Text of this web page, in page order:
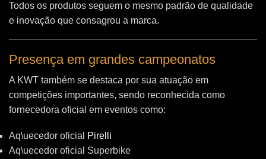
Todos os produtos seguem o mesmo padrão de qualidade
e inovação que consagrou a marca.
Presença em grandes campeonatos
A KWT também se destaca por sua atuação em
competições importantes, sendo reconhecida como
fornecedora oficial em eventos como:
Aq\uecedor oficial
Pirelli
Aq\uecedor oficial Superbike